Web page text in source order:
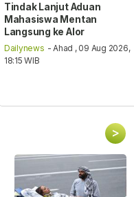
Tindak Lanjut Aduan
Mahasiswa Mentan
Langsung ke Alor
Dailynews - Ahad , 09 Aug 2026,
18:15 WIB
>